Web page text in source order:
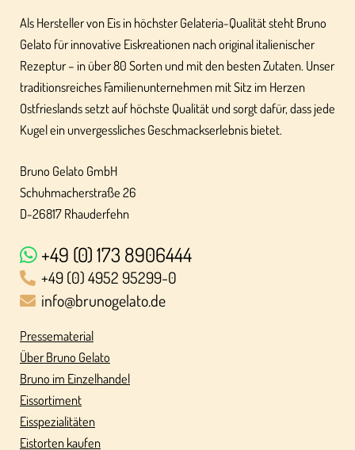
Als Hersteller von Eis in höchster Gelateria-Qualität steht Bruno
Gelato für innovative Eiskreationen nach original italienischer
Rezeptur – in über 80 Sorten und mit den besten Zutaten. Unser
traditionsreiches Familienunternehmen mit Sitz im Herzen
Ostfrieslands setzt auf höchste Qualität und sorgt dafür, dass jede
Kugel ein unvergessliches Geschmackserlebnis bietet.
Bruno Gelato GmbH
Schuhmacherstraße 26
D-26817 Rhauderfehn
+49 (0) 173 8906444
+49 (0) 4952 95299-0
info@brunogelato.de
Pressematerial
Über Bruno Gelato
Bruno im Einzelhandel
Eissortiment
Eisspezialitäten
Eistorten kaufen